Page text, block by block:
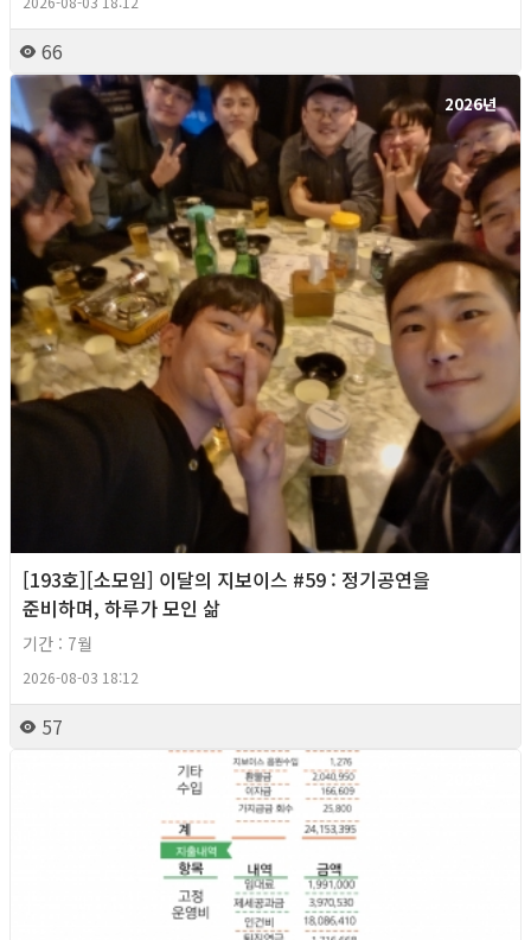
66
2026년
[193호][소모임] 이달의 지보이스 #59 : 정기공연을
준비하며, 하루가 모인 삶
기간 : 7월
2026-08-03 18:12
57